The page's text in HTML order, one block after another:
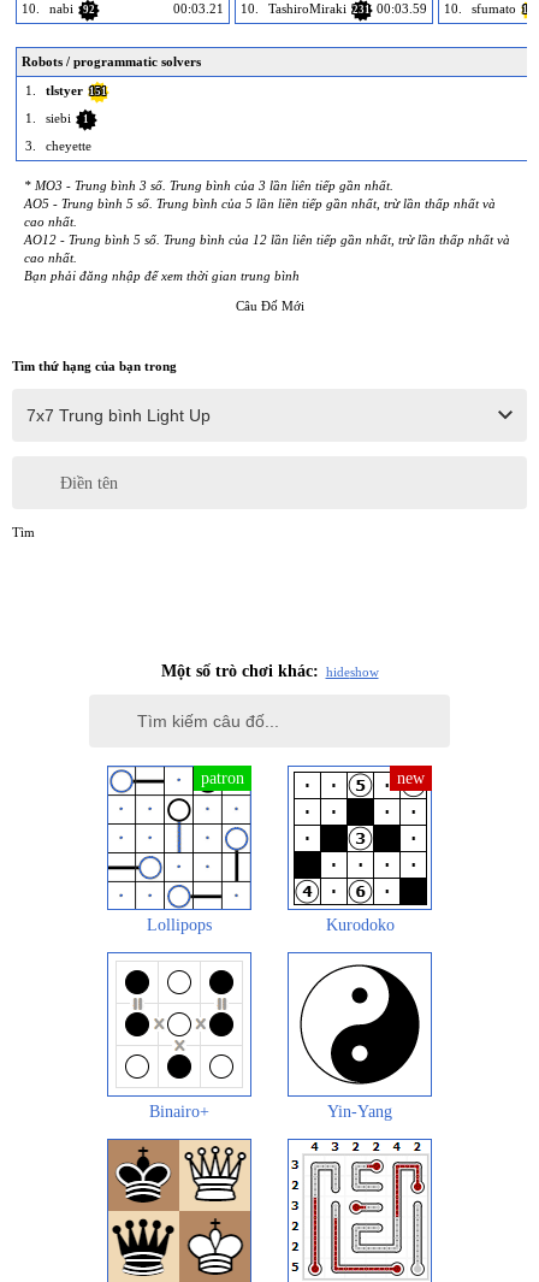
10.
nabi 92 00:03.21
10.
TashiroMiraki 231 00:03.59
10.
sfumato 168
Robots / programmatic solvers
1.
tlstyer 151
1. siebi 1
3. cheyette
* MO3 - Trung bình 3 số. Trung bình của 3 lần liên tiếp gần nhất.
AO5 - Trung bình 5 số. Trung bình của 5 lần liền tiếp gần nhất, trừ lần thấp nhất và
cao nhất.
AO12 - Trung bình 5 số. Trung bình của 12 lần liên tiếp gần nhất, trừ lần thấp nhất và
cao nhất.
Bạn phải đăng nhập để xem thời gian trung bình
Câu Đố Mới
Tìm thứ hạng của bạn trong
Điền tên
Tìm
Một số trò chơi khác: hideshow
Lollipops Kurodoko
Binairo+ Yin-Yang